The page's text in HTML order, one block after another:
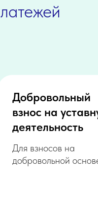
Добровольный
взнос на
деятельность
Для взносов на
добровольной